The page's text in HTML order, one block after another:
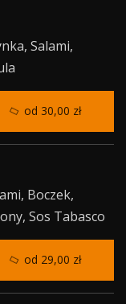
Salami,
Boczek,
Sos Tabasco